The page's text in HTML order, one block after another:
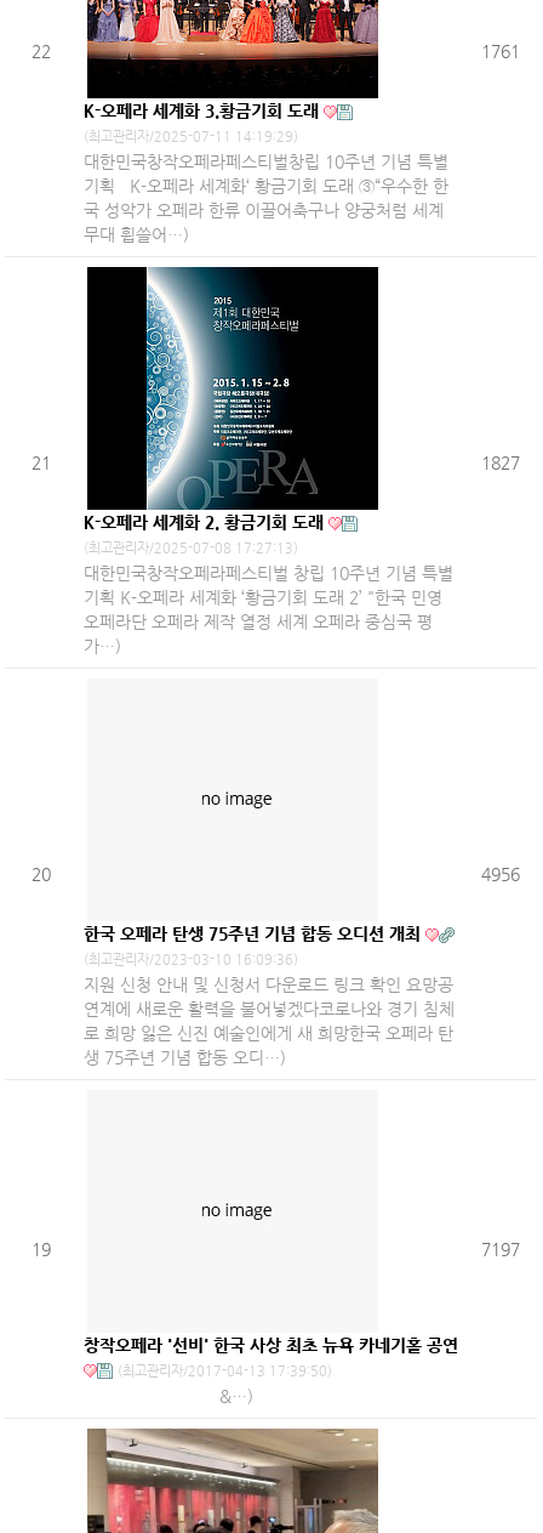
22
K-오페라 세계화 3.황금기회 도래
(최고관리자/2025-07-11 14:19:29)
대한민국창작오페라페스티벌창립 10주년 기념 특별
기획 K-오페라 세계화‘ 황금기회 도래 ③“우수한 한
국 성악가 오페라 한류 이끌어축구나 양궁처럼 세계
무대 휩쓸어…)
1761
21
K-오페라 세계화 2. 황금기회 도래
(최고관리자/2025-07-08 17:27:13)
대한민국창작오페라페스티벌 창립 10주년 기념 특별
기획 K-오페라 세계화 ‘황금기회 도래 2’ "한국 민영
오페라단 오페라 제작 열정 세계 오페라 중심국 평
가…)
1827
20
한국 오페라 탄생 75주년 기념 합동 오디션 개최
(최고관리자/2023-03-10 16:09:36)
지원 신청 안내 및 신청서 다운로드 링크 확인 요망공
연계에 새로운 활력을 불어넣겠다코로나와 경기 침체
로 희망 잃은 신진 예술인에게 새 희망한국 오페라 탄
생 75주년 기념 합동 오디…)
4956
19
창작오페라 '선비' 한국 사상 최초 뉴욕 카네기홀 공연
(최고관리자/2017-04-13 17:39:50)
​ &…)
7197